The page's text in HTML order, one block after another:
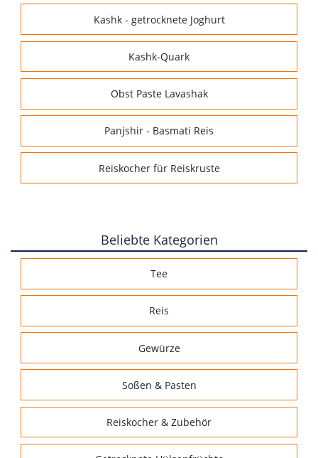
Kashk - getrocknete Joghurt
Kashk-Quark
Obst Paste Lavashak
Panjshir - Basmati Reis
Reiskocher für Reiskruste
Beliebte Kategorien
Tee
Reis
Gewürze
Soßen & Pasten
Reiskocher & Zubehör